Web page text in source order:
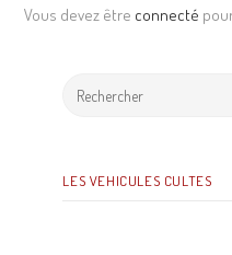
Vous devez être connecté
LES VEHICULES CULTES